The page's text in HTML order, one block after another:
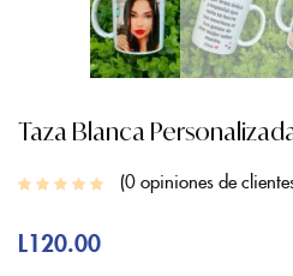
Taza Blanca
0opiniones de
L120.00